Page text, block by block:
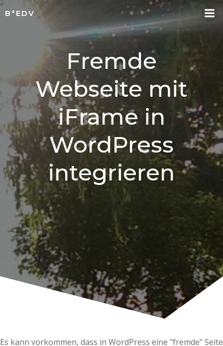
content
B°EDV
Fremde
Webseite mit
iFrame in
WordPress
integrieren
Es kann vorkommen, dass in WordPress eine "fremde" Seite